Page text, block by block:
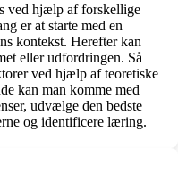
ved hjælp af forskellige
er at starte med en
kontekst. Herefter kan
eller udfordringen. Så
ved hjælp af teoretiske
kan man komme med
udvælge den bedste
og identificere læring.